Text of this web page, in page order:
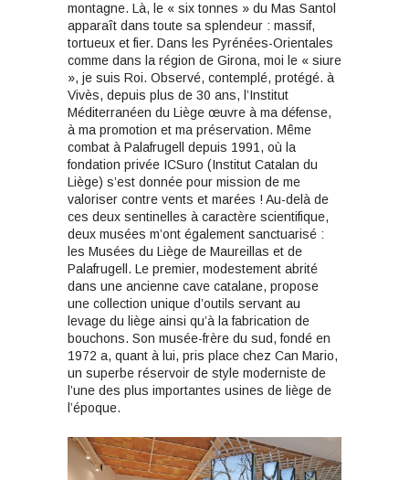
montagne. Là, le « six tonnes » du Mas Santol
apparaît dans toute sa splendeur : massif,
tortueux et fier. Dans les Pyrénées-Orientales
comme dans la région de Girona, moi le « siure
», je suis Roi. Observé, contemplé, protégé. à
Vivès, depuis plus de 30 ans, l’Institut
Méditerranéen du Liège œuvre à ma défense,
à ma promotion et ma préservation. Même
combat à Palafrugell depuis 1991, où la
fondation privée ICSuro (Institut Catalan du
Liège) s’est donnée pour mission de me
valoriser contre vents et marées ! Au-delà de
ces deux sentinelles à caractère scientifique,
deux musées m’ont également sanctuarisé :
les Musées du Liège de Maureillas et de
Palafrugell. Le premier, modestement abrité
dans une ancienne cave catalane, propose
une collection unique d’outils servant au
levage du liège ainsi qu’à la fabrication de
bouchons. Son musée-frère du sud, fondé en
1972 a, quant à lui, pris place chez Can Mario,
un superbe réservoir de style moderniste de
l’une des plus importantes usines de liège de
l’époque.